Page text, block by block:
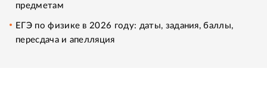
предметам
ЕГЭ по физике в 2026 году: даты, задания, баллы,
пересдача и апелляция